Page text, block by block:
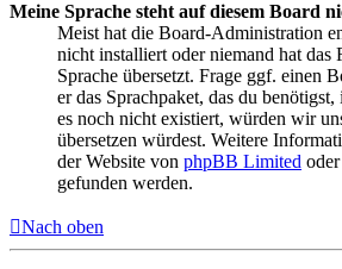
Meine Sprache steht auf diesem Board
Meist hat die Board-Administration
nicht installiert oder niemand hat das
Sprache übersetzt. Frage ggf. einen
er das Sprachpaket, das du
es noch nicht existiert, würden wir
übersetzen würdest. Weitere
der Website von phpBB Limited
gefunden werden.
Nach oben